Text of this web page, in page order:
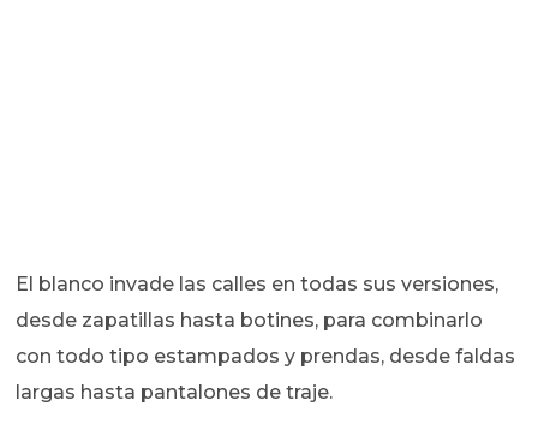
El blanco invade las calles en todas sus versiones,
desde zapatillas hasta botines, para combinarlo
con todo tipo estampados y prendas, desde faldas
largas hasta pantalones de traje.